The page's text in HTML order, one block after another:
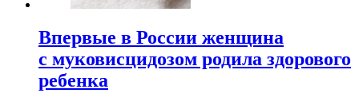
Впервые в России женщина
с муковисцидозом родила здорового
ребенка